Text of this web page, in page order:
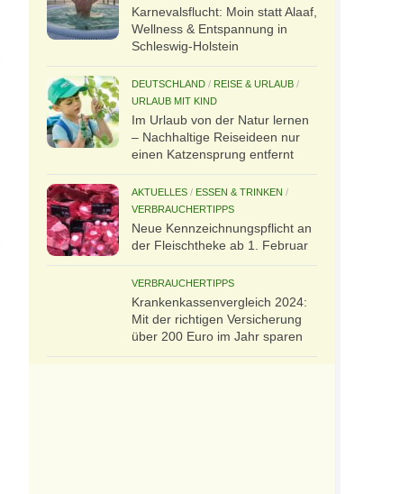
Karnevalsflucht: Moin statt Alaaf,
Wellness & Entspannung in
Schleswig-Holstein
DEUTSCHLAND / REISE & URLAUB /
URLAUB MIT KIND
Im Urlaub von der Natur lernen
– Nachhaltige Reiseideen nur
einen Katzensprung entfernt
AKTUELLES / ESSEN & TRINKEN /
VERBRAUCHERTIPPS
Neue Kennzeichnungspflicht an
der Fleischtheke ab 1. Februar
VERBRAUCHERTIPPS
Kran­ken­kas­senvergleich 2024:
Mit der richtigen Ver­si­che­rung
über 200 Euro im Jahr sparen